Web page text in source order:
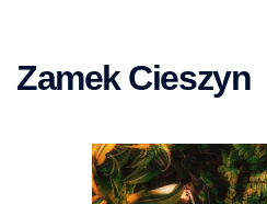
Zamek Cieszyn